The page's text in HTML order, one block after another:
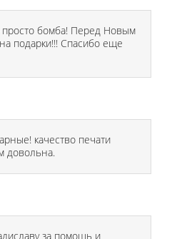
просто бомба! Перед Новым
подарки!!! Спасибо еще
качество печати
довольна.
за помощь и